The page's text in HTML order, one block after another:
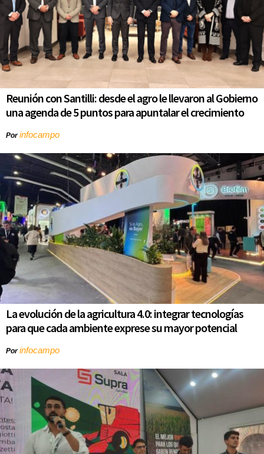
Reunión con Santilli: desde el agro le llevaron al Gobierno
una agenda de 5 puntos para apuntalar el crecimiento
Porinfocampo
La evolución de la agricultura 4.0: integrar tecnologías
para que cada ambiente exprese su mayor potencial
Porinfocampo